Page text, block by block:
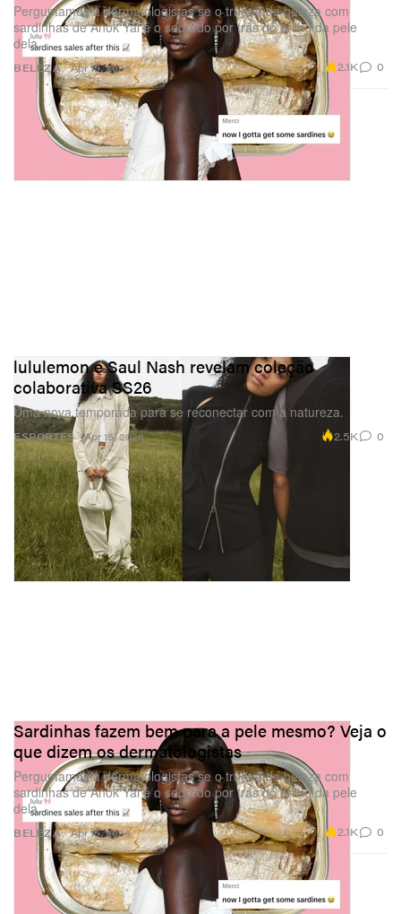
BELEZA
Perguntamos a dermatologistas se o truque de beleza com
sardinhas de Anok Yai é o segredo por trás do brilho da pele
dela.
Apr 15, 2026 2.1K 0
ESPORTES
lululemon e Saul Nash revelam coleção
colaborativa SS26
Uma nova temporada para se reconectar com a natureza.
Apr 15, 2026 2.5K 0
BELEZA
Sardinhas fazem bem para a pele mesmo? Veja o
que dizem os dermatologistas
Perguntamos a dermatologistas se o truque de beleza com
sardinhas de Anok Yai é o segredo por trás do brilho da pele
dela.
Apr 15, 2026 2.1K 0